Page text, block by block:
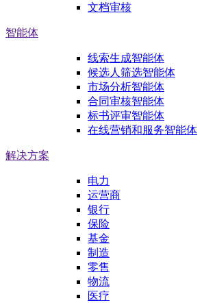
文档审核
智能体
线索生成智能体
候选人筛选智能体
市场分析智能体
合同审核智能体
标书评审智能体
在线营销和服务智能体
解决方案
电力
运营商
银行
保险
基金
制造
零售
物流
医疗